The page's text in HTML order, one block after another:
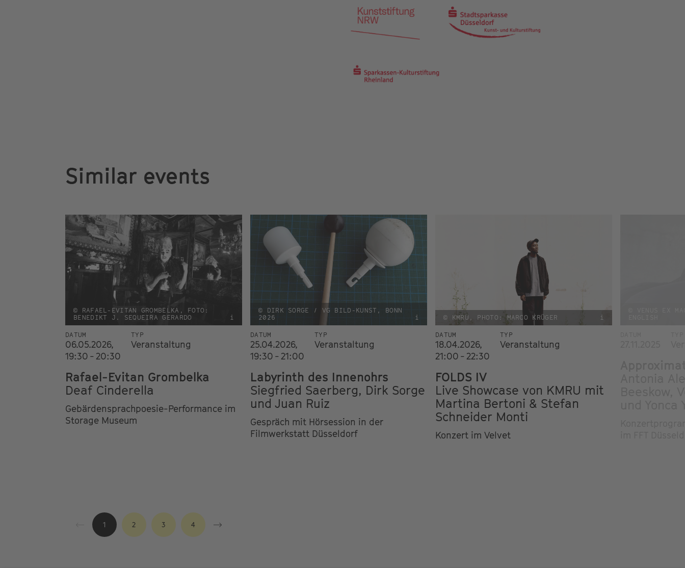
Similar events
© RAFAEL-EVITAN GROMBELKA, FOTO:
BENEDIKT J. SEQUEIRA GERARDO
i
DATUM
06.05.2026,
19:30 - 20:30
TYP
Veranstaltung
Rafael-Evitan Grombelka
Deaf Cinderella
Gebärdensprachpoesie-Performance im
Storage Museum
© DIRK SORGE / VG BILD-KUNST, BONN
2026
i
DATUM
25.04.2026,
19:30 - 21:00
TYP
Veranstaltung
Labyrinth des Innenohrs
Siegfried Saerberg, Dirk Sorge
und Juan Ruiz
Gespräch mit Hörsession in der
Filmwerkstatt Düsseldorf
© KMRU, PHOTO: MARCO KRÜGER i
DATUM
18.04.2026,
21:00 - 22:30
TYP
Veranstaltung
FOLDS IV
Live Showcase von KMRU mit
Martina Bertoni & Stefan
Schneider Monti
Konzert im Velvet
1 2 3 4